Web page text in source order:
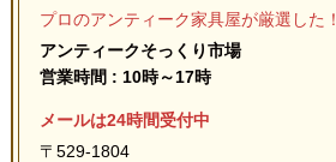
プロのアンティーク家具屋が厳選した！
アンティークそっくり市場
営業時間 : 10時～17時
メールは24時間受付中
〒529-1804